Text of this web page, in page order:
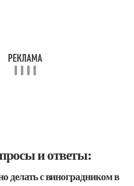
и ответы:
делать с виноградником в